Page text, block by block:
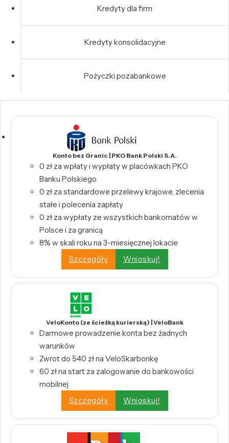
Kredyty dla firm
Kredyty konsolidacyjne
Pożyczki pozabankowe
Konto bez Granic | PKO Bank Polski S.A.
0 zł za wpłaty i wypłaty w placówkach PKO
Banku Polskiego
0 zł za standardowe przelewy krajowe, zlecenia
stałe i polecenia zapłaty
0 zł za wypłaty ze wszystkich bankomatów w
Polsce i za granicą
8% w skali roku na 3-miesięcznej lokacie
Szczegóły
Wnioskuj!
VeloKonto (ze ścieżką kurierską) | VeloBank
Darmowe prowadzenie konta bez żadnych
warunków
Zwrot do 540 zł na VeloSkarbonkę
60 zł na start za zalogowanie do bankowości
mobilnej
Szczegóły
Wnioskuj!